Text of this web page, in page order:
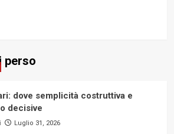
perso
dove semplicità costruttiva e
decisive
Luglio 31, 2026